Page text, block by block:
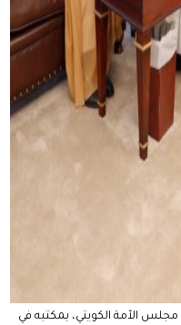
الأمة الكويتي، بمكتبه في